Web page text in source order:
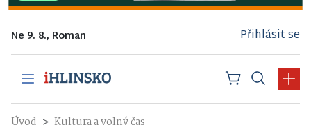
Ne 9. 8., Roman Přihlásit se